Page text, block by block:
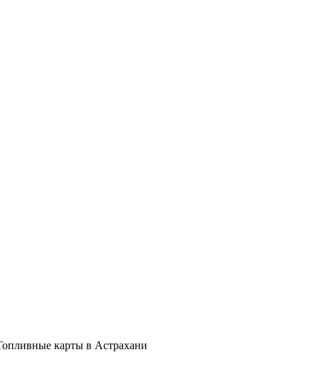
карты в Астрахани